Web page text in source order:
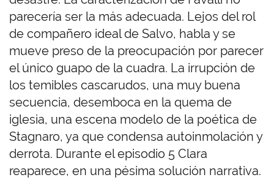
parecería ser la más adecuada. Lejos del rol
de compañero ideal de Salvo, habla y se
mueve preso de la preocupación por parecer
el único guapo de la cuadra. La irrupción de
los temibles cascarudos, una muy buena
secuencia, desemboca en la quema de
iglesia, una escena modelo de la poética de
Stagnaro, ya que condensa autoinmolación y
derrota. Durante el episodio 5 Clara
reaparece, en una pésima solución narrativa.